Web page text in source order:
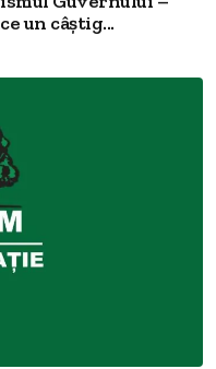
un câștig...